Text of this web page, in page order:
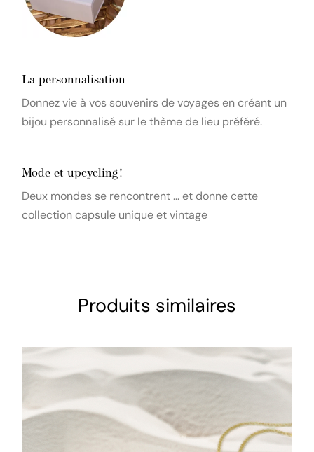
La personnalisation
Donnez vie à vos souvenirs de voyages en créant un
bijou personnalisé sur le thème de lieu préféré.
Mode et upcycling !
Deux mondes se rencontrent ... et donne cette
collection capsule unique et vintage
Produits similaires